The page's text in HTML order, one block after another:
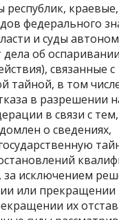
республик,
федерального
и суды
об
связанные с
тайной, в том
в разрешении
в связи с
о сведениях,
за исключением
или
их